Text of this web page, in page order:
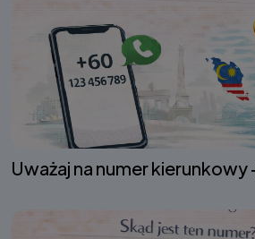
Uważaj na numer kierunkowy